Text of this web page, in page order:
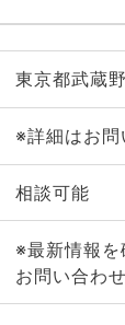
東京都武蔵
※詳細はお
相談可能
※最新情報
お問い合わ